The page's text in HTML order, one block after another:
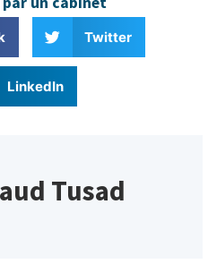
Twitter
LinkedIn
Tusad